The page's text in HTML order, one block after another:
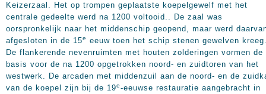
Keizerzaal. Het op trompen geplaatste koepelgewelf met het
centrale gedeelte werd na 1200 voltooid.. De zaal was
oorspronkelijk naar het middenschip geopend, maar werd
afgesloten in de 15e
eeuw toen het schip stenen gewelven
De flankerende nevenruimten met houten zolderingen vormen de
basis voor de na 1200 opgetrokken noord- en zuidtoren van het
westwerk. De arcaden met middenzuil aan de noord- en de
van de koepel zijn bij de 19e-eeuwse restauratie aangebracht in